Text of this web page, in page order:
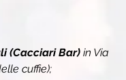
(Cacciari Bar) in Via
cuffie);